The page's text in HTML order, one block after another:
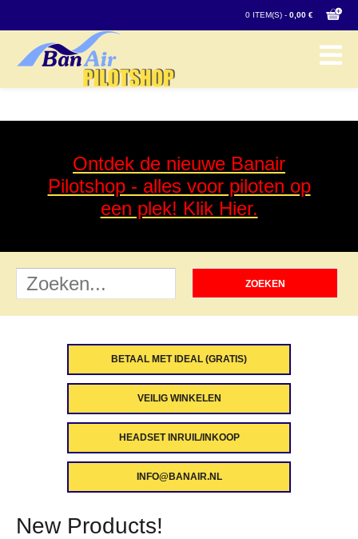
0 ITEM(S) - 0,00 €
Ontdek de nieuwe Banair
Pilotshop - alles voor piloten op
een plek! Klik Hier.
BETAAL MET IDEAL (GRATIS)
VEILIG WINKELEN
HEADSET INRUIL/INKOOP
INFO@BANAIR.NL
New Products!